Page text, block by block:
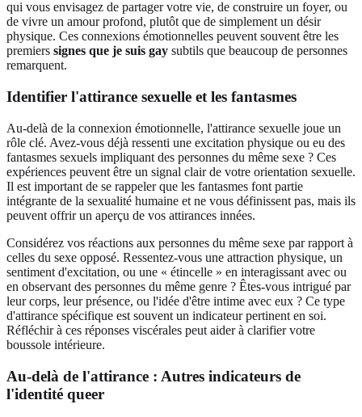
qui vous envisagez de partager votre vie, de construire un foyer, ou
de vivre un amour profond, plutôt que de simplement un désir
physique. Ces connexions émotionnelles peuvent souvent être les
premiers signes que je suis gay subtils que beaucoup de personnes
remarquent.
Identifier l'attirance sexuelle et les fantasmes
Au-delà de la connexion émotionnelle, l'attirance sexuelle joue un
rôle clé. Avez-vous déjà ressenti une excitation physique ou eu des
fantasmes sexuels impliquant des personnes du même sexe ? Ces
expériences peuvent être un signal clair de votre orientation sexuelle.
Il est important de se rappeler que les fantasmes font partie
intégrante de la sexualité humaine et ne vous définissent pas, mais ils
peuvent offrir un aperçu de vos attirances innées.
Considérez vos réactions aux personnes du même sexe par rapport à
celles du sexe opposé. Ressentez-vous une attraction physique, un
sentiment d'excitation, ou une « étincelle » en interagissant avec ou
en observant des personnes du même genre ? Êtes-vous intrigué par
leur corps, leur présence, ou l'idée d'être intime avec eux ? Ce type
d'attirance spécifique est souvent un indicateur pertinent en soi.
Réfléchir à ces réponses viscérales peut aider à clarifier votre
boussole intérieure.
Au-delà de l'attirance : Autres indicateurs de
l'identité queer